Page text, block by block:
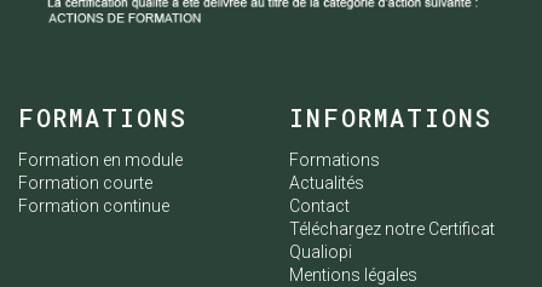
FORMATIONS
Formation en module
Formation courte
Formation continue
INFORMATIONS
Formations
Actualités
Contact
Téléchargez notre Certificat
Qualiopi
Mentions légales